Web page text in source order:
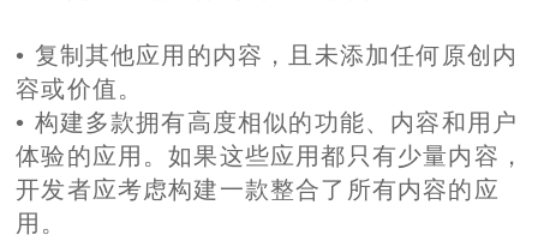
• 复制其他应用的内容，且未添加任何原创内
容或价值。
• 构建多款拥有高度相似的功能、内容和用户
体验的应用。如果这些应用都只有少量内容，
开发者应考虑构建一款整合了所有内容的应
用。